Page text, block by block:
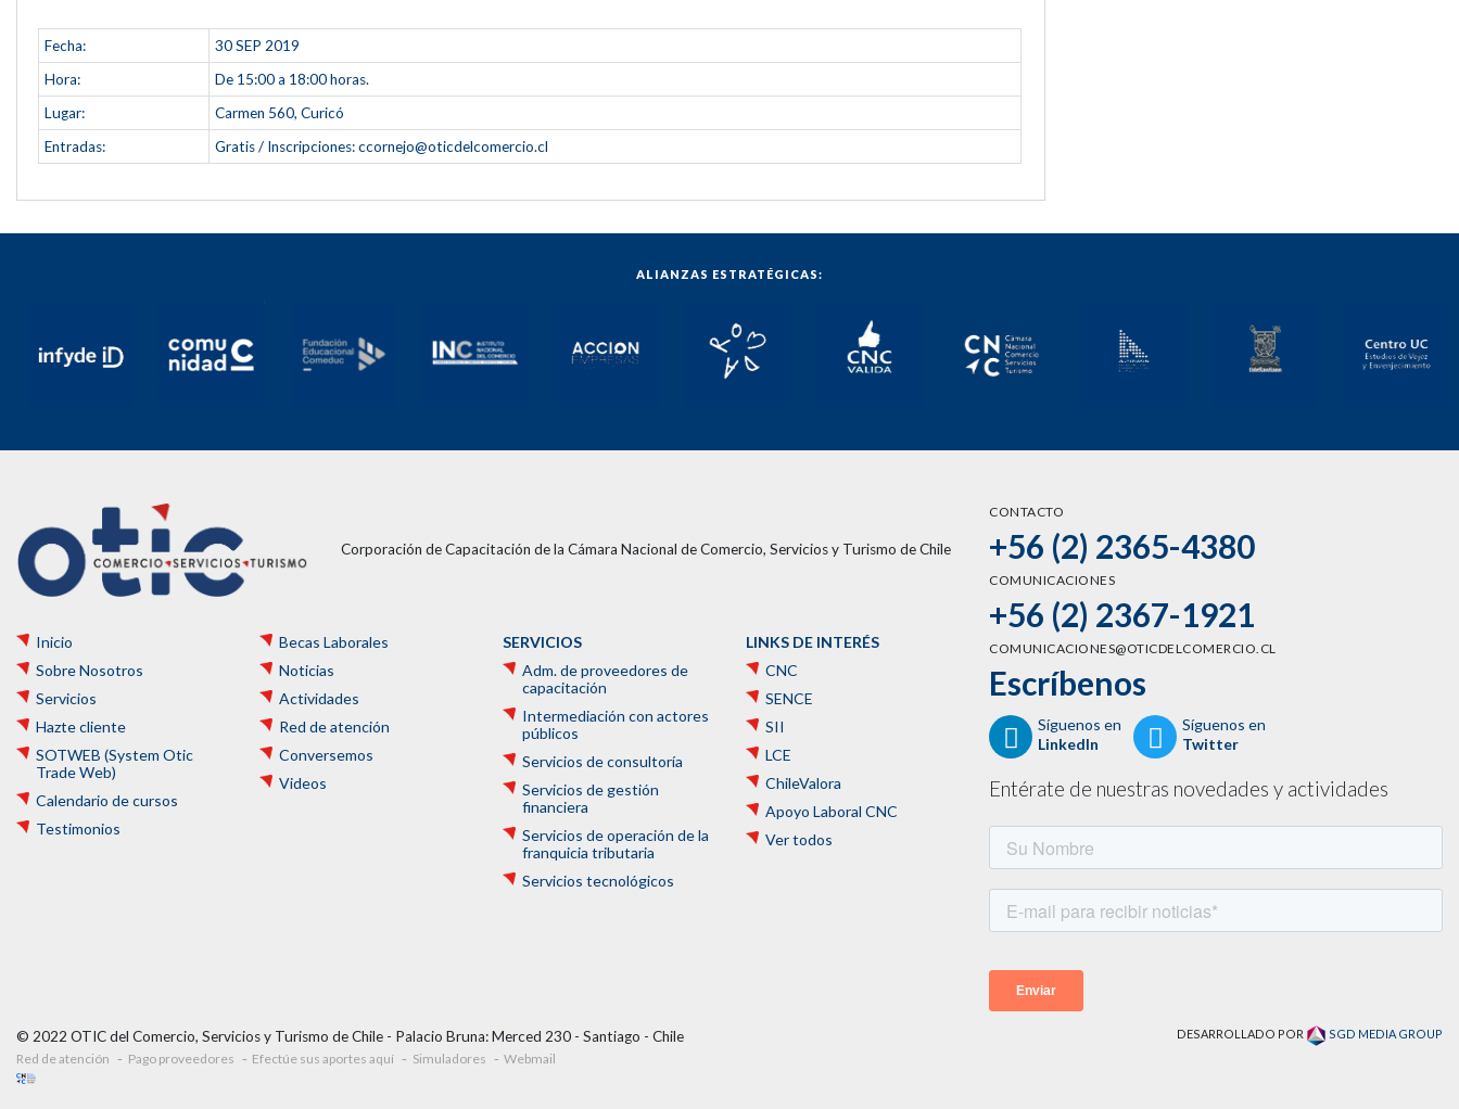
Fecha: 30SEP 2019
Hora:
De 15:00 a 18:00 horas.
Lugar:
Carmen 560, Curicó
Entradas:
Gratis / Inscripciones:ccornejo@oticdelcomercio.cl
ALIANZAS ESTRATÉGICAS:
CONTACTO
+56 (2) 2365-4380
COMUNICACIONES
+56 (2) 2367-1921
COMUNICACIONES@OTICDELCOMERCIO.CL
Escríbenos
Síguenos en
LinkedIn
Síguenos en
Twitter
Entérate de nuestras novedades y actividades
Corporación de Capacitación de la Cámara Nacional de Comercio, Servicios y Turismo de Chile
Inicio
Sobre Nosotros
Servicios
Hazte cliente
SOTWEB (System Otic
Trade Web)
Calendario de cursos
Testimonios
Becas Laborales
Noticias
Actividades
Red de atención
Conversemos
Videos
SERVICIOS
Adm. de proveedores de
capacitación
Intermediación con actores
públicos
Servicios de consultoría
Servicios de gestión
financiera
Servicios de operación de la
franquicia tributaria
Servicios tecnológicos
LINKS DE INTERÉS
CNC
SENCE
SII
LCE
ChileValora
Apoyo Laboral CNC
Ver todos
© 2022 OTIC del Comercio, Servicios y Turismo de Chile - Palacio Bruna: Merced 230 - Santiago - Chile
Red de atención Pago proveedores Efectúe sus aportes aquí Simuladores Webmail
DESARROLLADO POR SGD MEDIA GROUP